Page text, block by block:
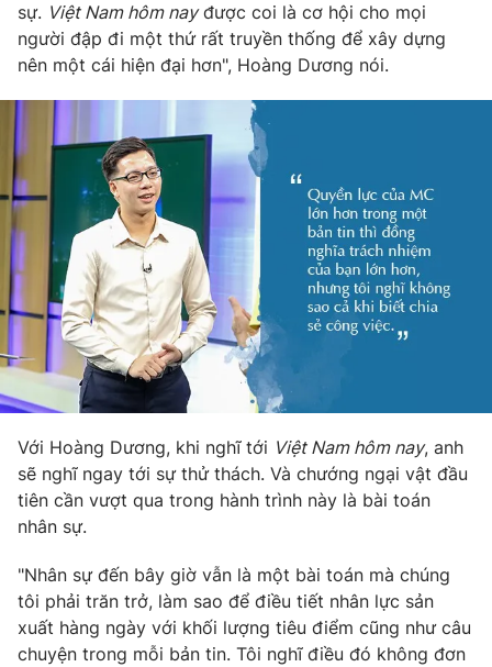
sự. Việt Nam hôm nayđược coi là cơ hội cho mọi
người đập đi một thứ rất truyền thống để xây dựng
nên một cái hiện đại hơn", Hoàng Dương nói.
Với Hoàng Dương, khi nghĩ tới Việt Nam hôm nay, anh
sẽ nghĩ ngay tới sự thử thách. Và chướng ngại vật đầu
tiên cần vượt qua trong hành trình này là bài toán
nhân sự.
"Nhân sự đến bây giờ vẫn là một bài toán mà chúng
tôi phải trăn trở, làm sao để điều tiết nhân lực sản
xuất hàng ngày với khối lượng tiêu điểm cũng như câu
chuyện trong mỗi bản tin. Tôi nghĩ điều đó không đơn